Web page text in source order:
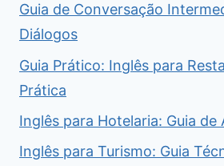
Guia de Conversação
Diálogos
Guia Prático: Inglês para
Prática
Inglês para Hotelaria: Guia de
Inglês para Turismo: Guia